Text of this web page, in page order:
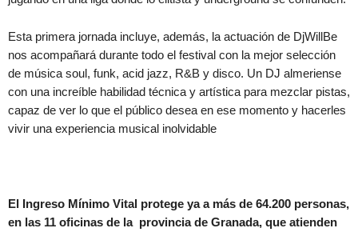
Esta primera jornada incluye, además, la actuación de DjWillBe
nos acompañará durante todo el festival con la mejor selección
de música soul, funk, acid jazz, R&B y disco. Un DJ almeriense
con una increíble habilidad técnica y artística para mezclar pistas,
capaz de ver lo que el público desea en ese momento y hacerles
vivir una experiencia musical inolvidable
El Ingreso Mínimo Vital protege ya a más de 64.200 personas,
en las 11 oficinas de la provincia de Granada, que atienden